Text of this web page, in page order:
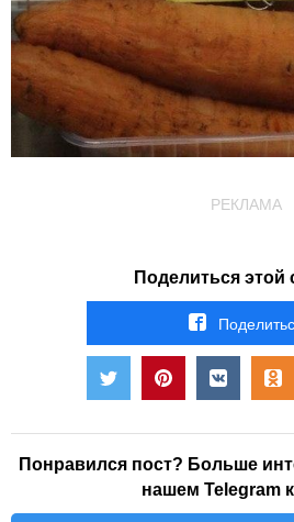
РЕКЛАМА
Поделиться этой
Понравился пост? Больше
нашем Telegram